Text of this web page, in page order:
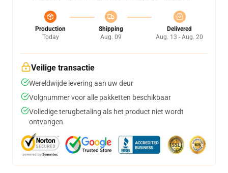
Production
Today
Shipping
Aug. 09
Delivered
Aug. 13 - Aug. 20
Veilige transactie
Wereldwijde levering aan uw deur
Volgnummer voor alle pakketten beschikbaar
Volledige terugbetaling als het product niet wordt
ontvangen